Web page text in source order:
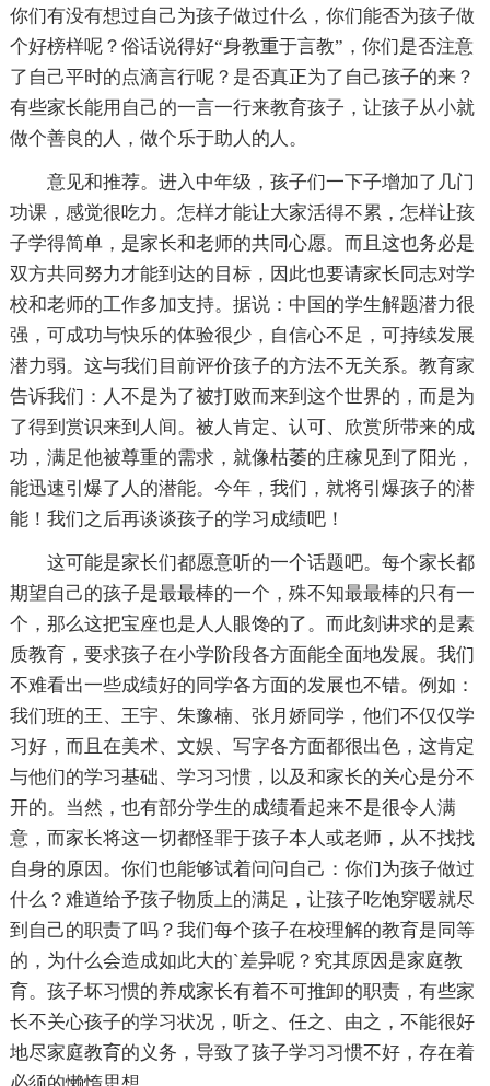
你们有没有想过自己为孩子做过什么，你们能否为孩子做
个好榜样呢？俗话说得好“身教重于言教”，你们是否注意
了自己平时的点滴言行呢？是否真正为了自己孩子的来？
有些家长能用自己的一言一行来教育孩子，让孩子从小就
做个善良的人，做个乐于助人的人。
意见和推荐。进入中年级，孩子们一下子增加了几门
功课，感觉很吃力。怎样才能让大家活得不累，怎样让孩
子学得简单，是家长和老师的共同心愿。而且这也务必是
双方共同努力才能到达的目标，因此也要请家长同志对学
校和老师的工作多加支持。据说：中国的学生解题潜力很
强，可成功与快乐的体验很少，自信心不足，可持续发展
潜力弱。这与我们目前评价孩子的方法不无关系。教育家
告诉我们：人不是为了被打败而来到这个世界的，而是为
了得到赏识来到人间。被人肯定、认可、欣赏所带来的成
功，满足他被尊重的需求，就像枯萎的庄稼见到了阳光，
能迅速引爆了人的潜能。今年，我们，就将引爆孩子的潜
能！我们之后再谈谈孩子的学习成绩吧！
这可能是家长们都愿意听的一个话题吧。每个家长都
期望自己的孩子是最最棒的一个，殊不知最最棒的只有一
个，那么这把宝座也是人人眼馋的了。而此刻讲求的是素
质教育，要求孩子在小学阶段各方面能全面地发展。我们
不难看出一些成绩好的同学各方面的发展也不错。例如：
我们班的王、王宇、朱豫楠、张月娇同学，他们不仅仅学
习好，而且在美术、文娱、写字各方面都很出色，这肯定
与他们的学习基础、学习习惯，以及和家长的关心是分不
开的。当然，也有部分学生的成绩看起来不是很令人满
意，而家长将这一切都怪罪于孩子本人或老师，从不找找
自身的原因。你们也能够试着问问自己：你们为孩子做过
什么？难道给予孩子物质上的满足，让孩子吃饱穿暖就尽
到自己的职责了吗？我们每个孩子在校理解的教育是同等
的，为什么会造成如此大的`差异呢？究其原因是家庭教
育。孩子坏习惯的养成家长有着不可推卸的职责，有些家
长不关心孩子的学习状况，听之、任之、由之，不能很好
地尽家庭教育的义务，导致了孩子学习习惯不好，存在着